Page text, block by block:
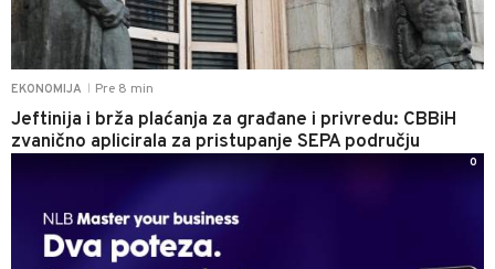
EKONOMIJA Pre 8 min
Jeftinija i brža plaćanja za građane i privredu: CBBiH
zvanično aplicirala za pristupanje SEPA području
0